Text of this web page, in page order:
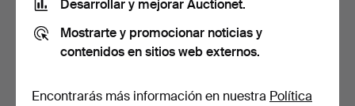
Subastado 22 jun 2026
13 pujas
102 USD
16 pujas
138 USD
Desarrollar y mejorar Auctionet.
Mostrarte y promocionar noticias y
contenidos en sitios web externos.
Encontrarás más información en nuestra Política